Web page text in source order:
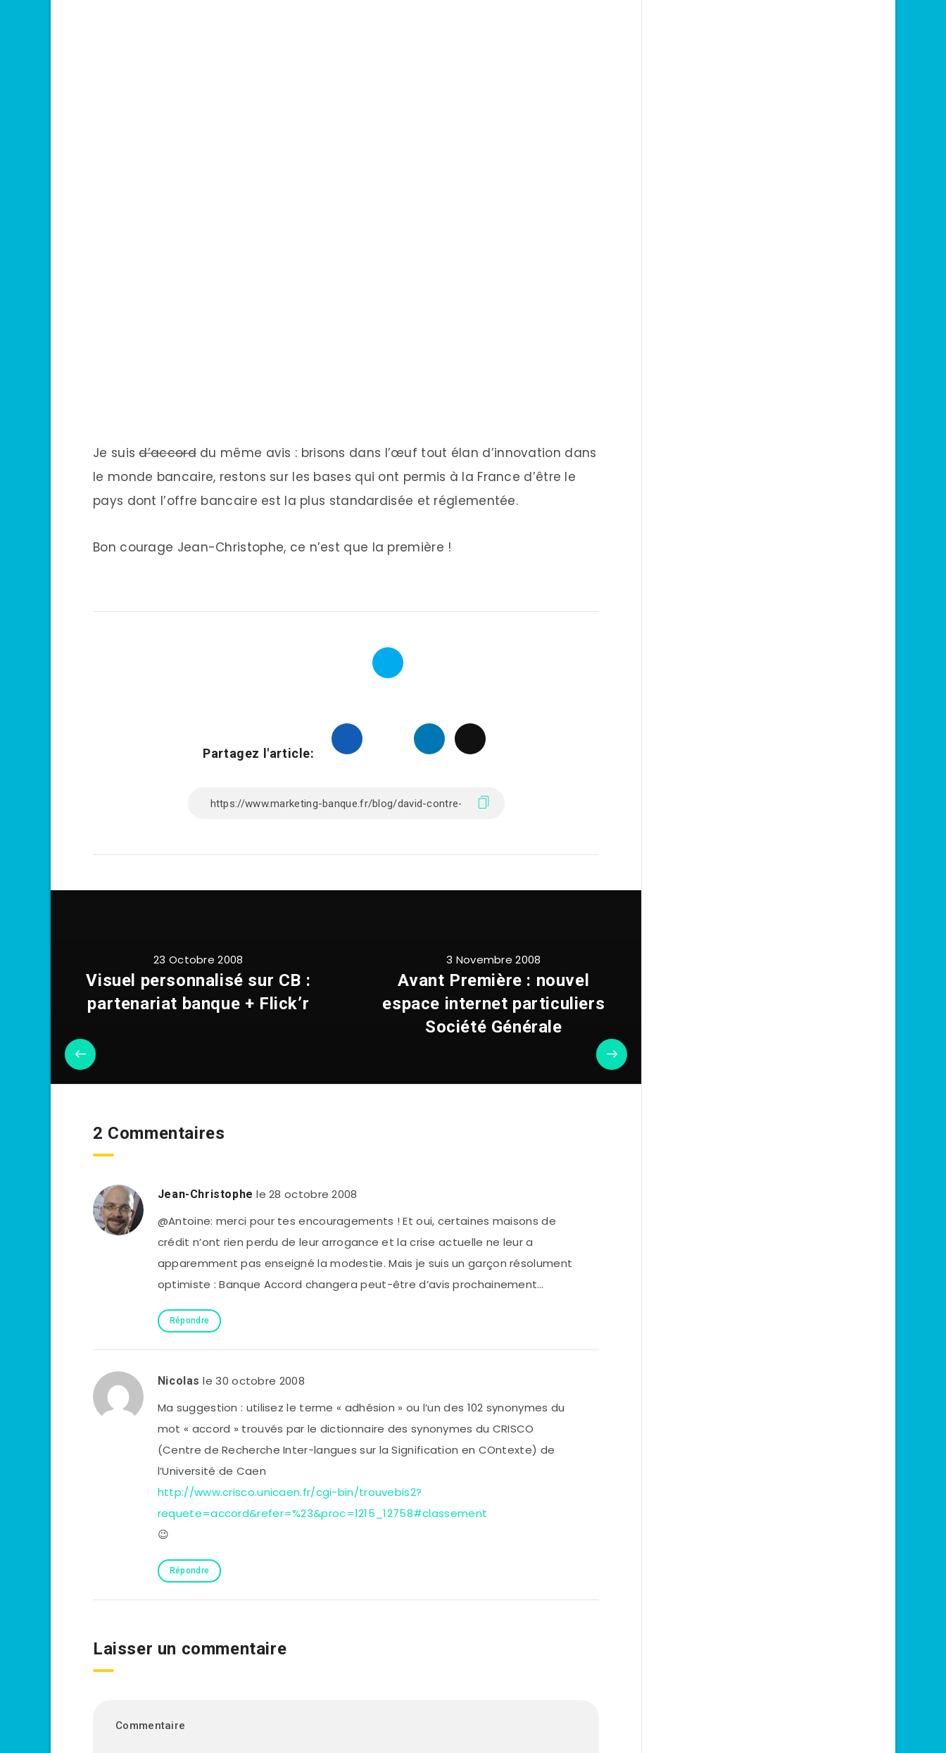
Je suisd’accorddu même avis : brisons dans l’œuf tout élan d’innovation dans
le monde bancaire, restons sur les bases qui ont permis à la France d’être le
pays dont l’offre bancaire est la plus standardisée et réglementée.
Bon courage Jean-Christophe, ce n’est que la première !
Partagez l'article:
23 Octobre 2008
Visuel personnalisé sur CB :
partenariat banque + Flick’r
3 Novembre 2008
Avant Première : nouvel
espace internet particuliers
Société Générale
2 Commentaires
Jean-Christophe le 28 octobre 2008
@Antoine: merci pour tes encouragements ! Et oui, certaines maisons de
crédit n’ont rien perdu de leur arrogance et la crise actuelle ne leur a
apparemment pas enseigné la modestie. Mais je suis un garçon résolument
optimiste : Banque Accord changera peut-être d’avis prochainement…
Répondre
Nicolas le 30 octobre 2008
Ma suggestion : utilisez le terme « adhésion » ou l’un des 102 synonymes du
mot « accord » trouvés par le dictionnaire des synonymes du CRISCO
(Centre de Recherche Inter-langues sur la Signification en COntexte) de
l’Université de Caen
http://www.crisco.unicaen.fr/cgi-bin/trouvebis2?
requete=accord&refer=%23&proc=1215_12758#classement
😉
Répondre
Laisser un commentaire